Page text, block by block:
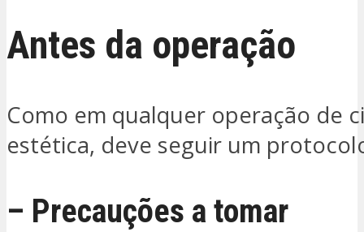
Antes da operação
Como em qualquer operação de
estética, deve seguir um
– Precauções a tomar